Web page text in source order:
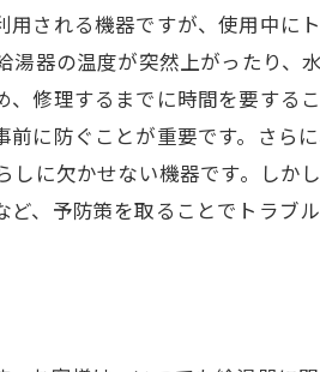
される機器ですが、使用中に
湯器の温度が突然上がったり
修理するまでに時間を要する
前に防ぐことが重要です。さ
しに欠かせない機器です。し
、予防策を取ることでトラブ